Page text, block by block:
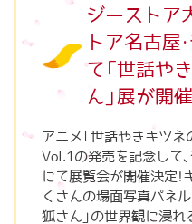
ジーストア
トア名古屋
て「世話や
ん」展が開
アニメ「世話やきキツ
Vol.1の発売を記念して、
にて展覧会が開催決定
くさんの場面写真パネ
狐さん」の世界観に浸れ